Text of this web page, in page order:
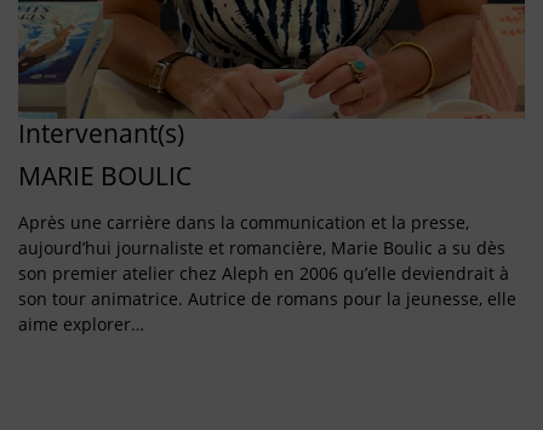
Intervenant(s)
MARIE BOULIC
Après une carrière dans la communication et la presse,
aujourd’hui journaliste et romancière, Marie Boulic a su dès
son premier atelier chez Aleph en 2006 qu’elle deviendrait à
son tour animatrice. Autrice de romans pour la jeunesse, elle
aime explorer…